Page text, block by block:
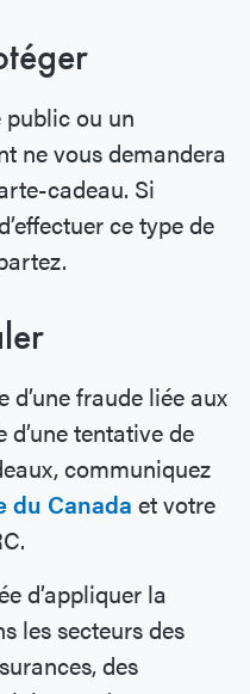
public ou un
ne vous demandera
cadeau. Si
ce type de
fraude liée aux
tentative de
communiquez
du Canada et votre
d’appliquer la
les secteurs des
des